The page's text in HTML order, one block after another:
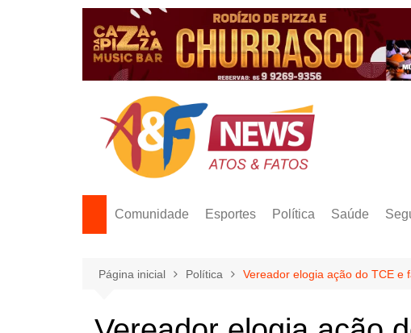
Comunidade Esportes Política Saúde
Página inicial Política Vereador elogia ação do TCE e